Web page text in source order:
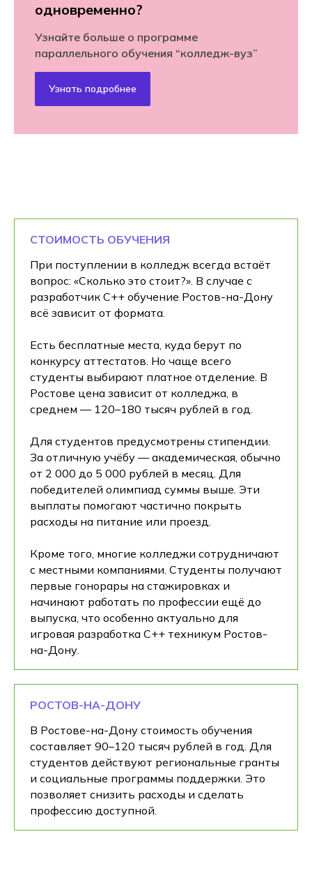
одновременно?
Узнайте больше о программе
параллельного обучения “колледж-вуз”
Узнать подробнее
СТОИМОСТЬ ОБУЧЕНИЯ
При поступлении в колледж всегда встаёт
вопрос: «Сколько это стоит?». В случае с
разработчик C++ обучение Ростов-на-Дону
всё зависит от формата.
Есть бесплатные места, куда берут по
конкурсу аттестатов. Но чаще всего
студенты выбирают платное отделение. В
Ростове цена зависит от колледжа, в
среднем — 120–180 тысяч рублей в год.
Для студентов предусмотрены стипендии.
За отличную учёбу — академическая, обычно
от 2 000 до 5 000 рублей в месяц. Для
победителей олимпиад суммы выше. Эти
выплаты помогают частично покрыть
расходы на питание или проезд.
Кроме того, многие колледжи сотрудничают
с местными компаниями. Студенты получают
первые гонорары на стажировках и
начинают работать по профессии ещё до
выпуска, что особенно актуально для
игровая разработка C++ техникум Ростов-
на-Дону.
РОСТОВ-НА-ДОНУ
В Ростове-на-Дону стоимость обучения
составляет 90–120 тысяч рублей в год. Для
студентов действуют региональные гранты
и социальные программы поддержки. Это
позволяет снизить расходы и сделать
профессию доступной.